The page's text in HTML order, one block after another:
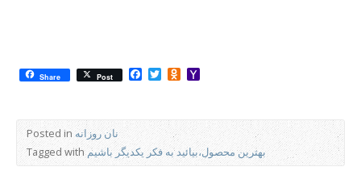
Share Post Facebook
TwitterOdnoklassniki
Posted in نان روزانه
Tagged withبهترین محصول،بیائید به فکر یکدیگر باشیم